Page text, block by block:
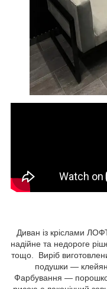
Диван із кріслами
надійне та недороге
тощо. Виріб
подушки —
Фарбування —